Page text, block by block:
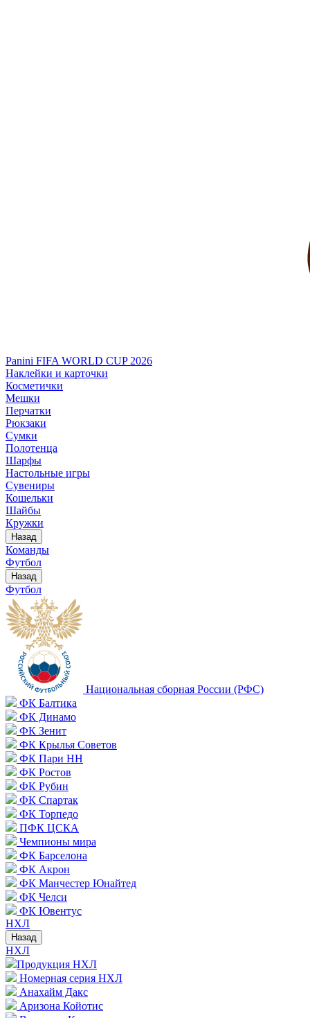
Panini FIFA WORLD CUP 2026
Наклейки и карточки
Косметички
Мешки
Перчатки
Рюкзаки
Сумки
Полотенца
Шарфы
Настольные игры
Сувениры
Кошельки
Шайбы
Кружки
Назад
Команды
Футбол
Назад
Футбол
Национальная сборная России (РФС)
ФК Балтика
ФК Динамо
ФК Зенит
ФК Крылья Советов
ФК Пари НН
ФК Ростов
ФК Рубин
ФК Спартак
ФК Торпедо
ПФК ЦСКА
Чемпионы мира
ФК Барселона
ФК Акрон
ФК Манчестер Юнайтед
ФК Челси
ФК Ювентус
НХЛ
Назад
НХЛ
Продукция НХЛ
Номерная серия НХЛ
Анахайм Дакс
Аризона Койотис